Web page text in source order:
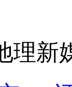
理新